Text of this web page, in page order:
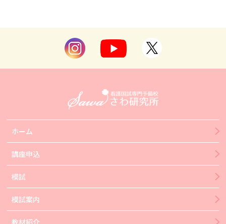
ホーム
講座申込
模試
模試案内